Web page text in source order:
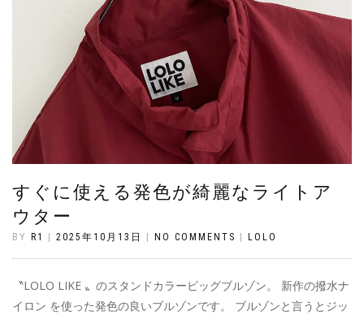
すぐに使える発色が綺麗なライトア
ウター
BY R1 2025年10月13日 NO COMMENTS LOLO
〝LOLO LIKE 〟のスタンドカラービッグブルゾン。 新作の撥水ナ
イロン を使った発色の良いブルゾンです。 ブルゾンと言うとジッ